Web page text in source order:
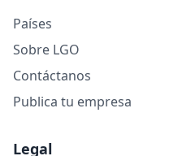
Países
Sobre LGO
Contáctanos
Publica tu empresa
Legal